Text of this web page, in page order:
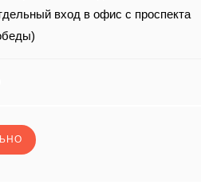
вход в офис с проспекта